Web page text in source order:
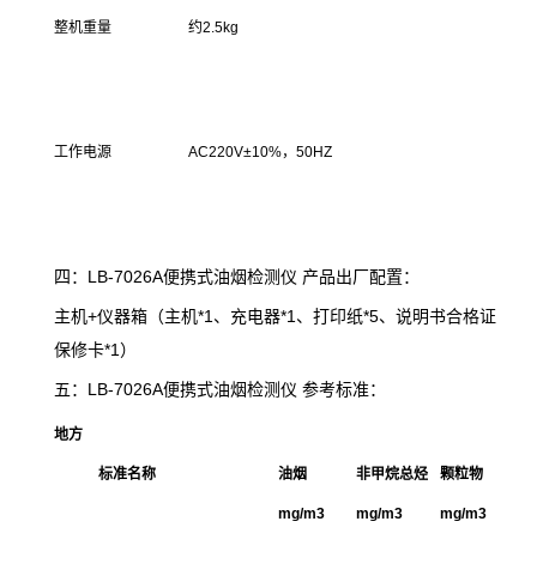
整机重量 约2.5kg
工作电源 AC220V±10%，50HZ
四：LB-7026A便携式油烟检测仪 产品出厂配置：
主机+仪器箱（主机*1、充电器*1、打印纸*5、说明书合格证
保修卡*1）
五：LB-7026A便携式油烟检测仪 参考标准：
地方
标准名称 油烟
mg/m3
非甲烷总烃
mg/m3
颗粒物
mg/m3